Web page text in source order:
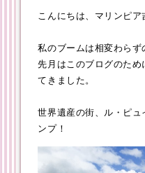
こんにちは、マリンピア
私のブームは相変わらず
先月はこのブログのため
てきました。
世界遺産の街、ル・ピ
ンプ！